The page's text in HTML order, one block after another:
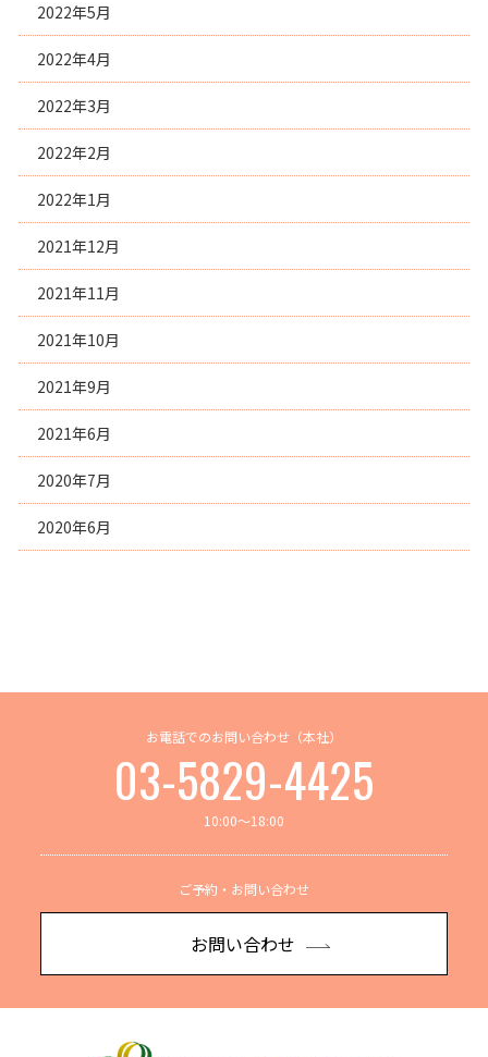
2022年5月
2022年4月
2022年3月
2022年2月
2022年1月
2021年12月
2021年11月
2021年10月
2021年9月
2021年6月
2020年7月
2020年6月
お電話でのお問い合わせ（本社）
03-5829-4425
10:00～18:00
ご予約・お問い合わせ
お問い合わせ